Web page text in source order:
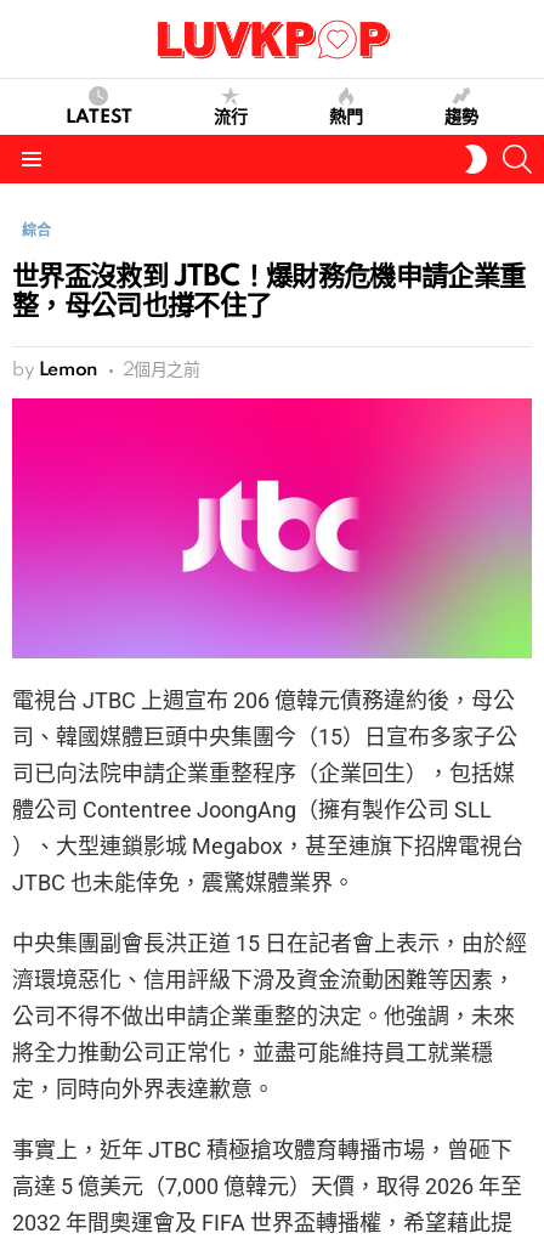
LATEST 流行 熱門 趨勢
SKIN
綜合
世界盃沒救到 JTBC！爆財務危機申請企業重
整，母公司也撐不住了
by Lemon 2個月之前
電視台 JTBC 上週宣布 206 億韓元債務違約後，母公
司、韓國媒體巨頭中央集團今（15）日宣布多家子公
司已向法院申請企業重整程序（企業回生），包括媒
體公司 Contentree JoongAng（擁有製作公司 SLL
）、大型連鎖影城 Megabox，甚至連旗下招牌電視台
JTBC 也未能倖免，震驚媒體業界。
中央集團副會長洪正道 15 日在記者會上表示，由於經
濟環境惡化、信用評級下滑及資金流動困難等因素，
公司不得不做出申請企業重整的決定。他強調，未來
將全力推動公司正常化，並盡可能維持員工就業穩
定，同時向外界表達歉意。
事實上，近年 JTBC 積極搶攻體育轉播市場，曾砸下
高達 5 億美元（7,000 億韓元）天價，取得 2026 年至
2032 年間奧運會及 FIFA 世界盃轉播權，希望藉此提